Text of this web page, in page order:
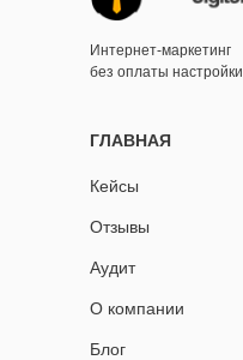
Интернет-маркетинг
без оплаты настройки
Кейсы
Отзывы
Аудит
О компании
Блог
ГЛАВНАЯ